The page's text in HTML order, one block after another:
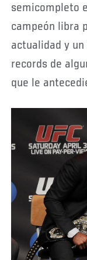
semicompleto
campeón libra
actualidad y
records de
que le